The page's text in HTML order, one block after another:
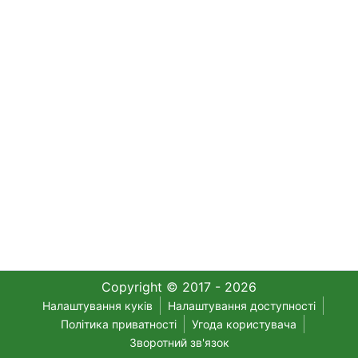
Copyright © 2017 - 2026
Налаштування куків
Налаштування доступності
Політика приватності
Угода користувача
Зворотний зв'язок